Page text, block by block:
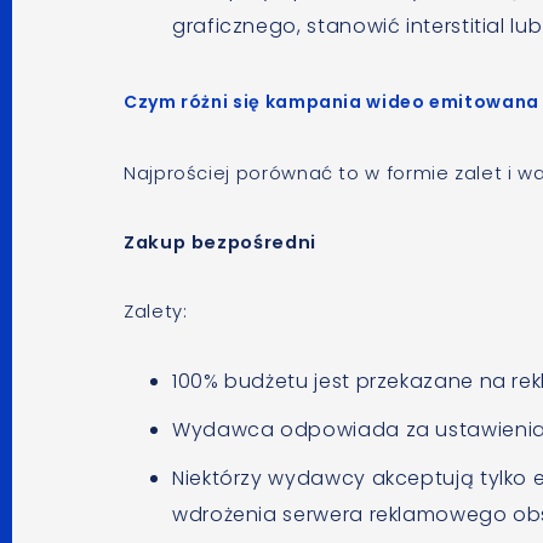
graficznego, stanowić interstitial
Czym różni się kampania wideo
Najprościej porównać to w formie zalet i
Zakup bezpośredni
Zalety:
100% budżetu jest przekazane na
Wydawca odpowiada za
Niektórzy wydawcy akceptują tylko
wdrożenia serwera reklamowego